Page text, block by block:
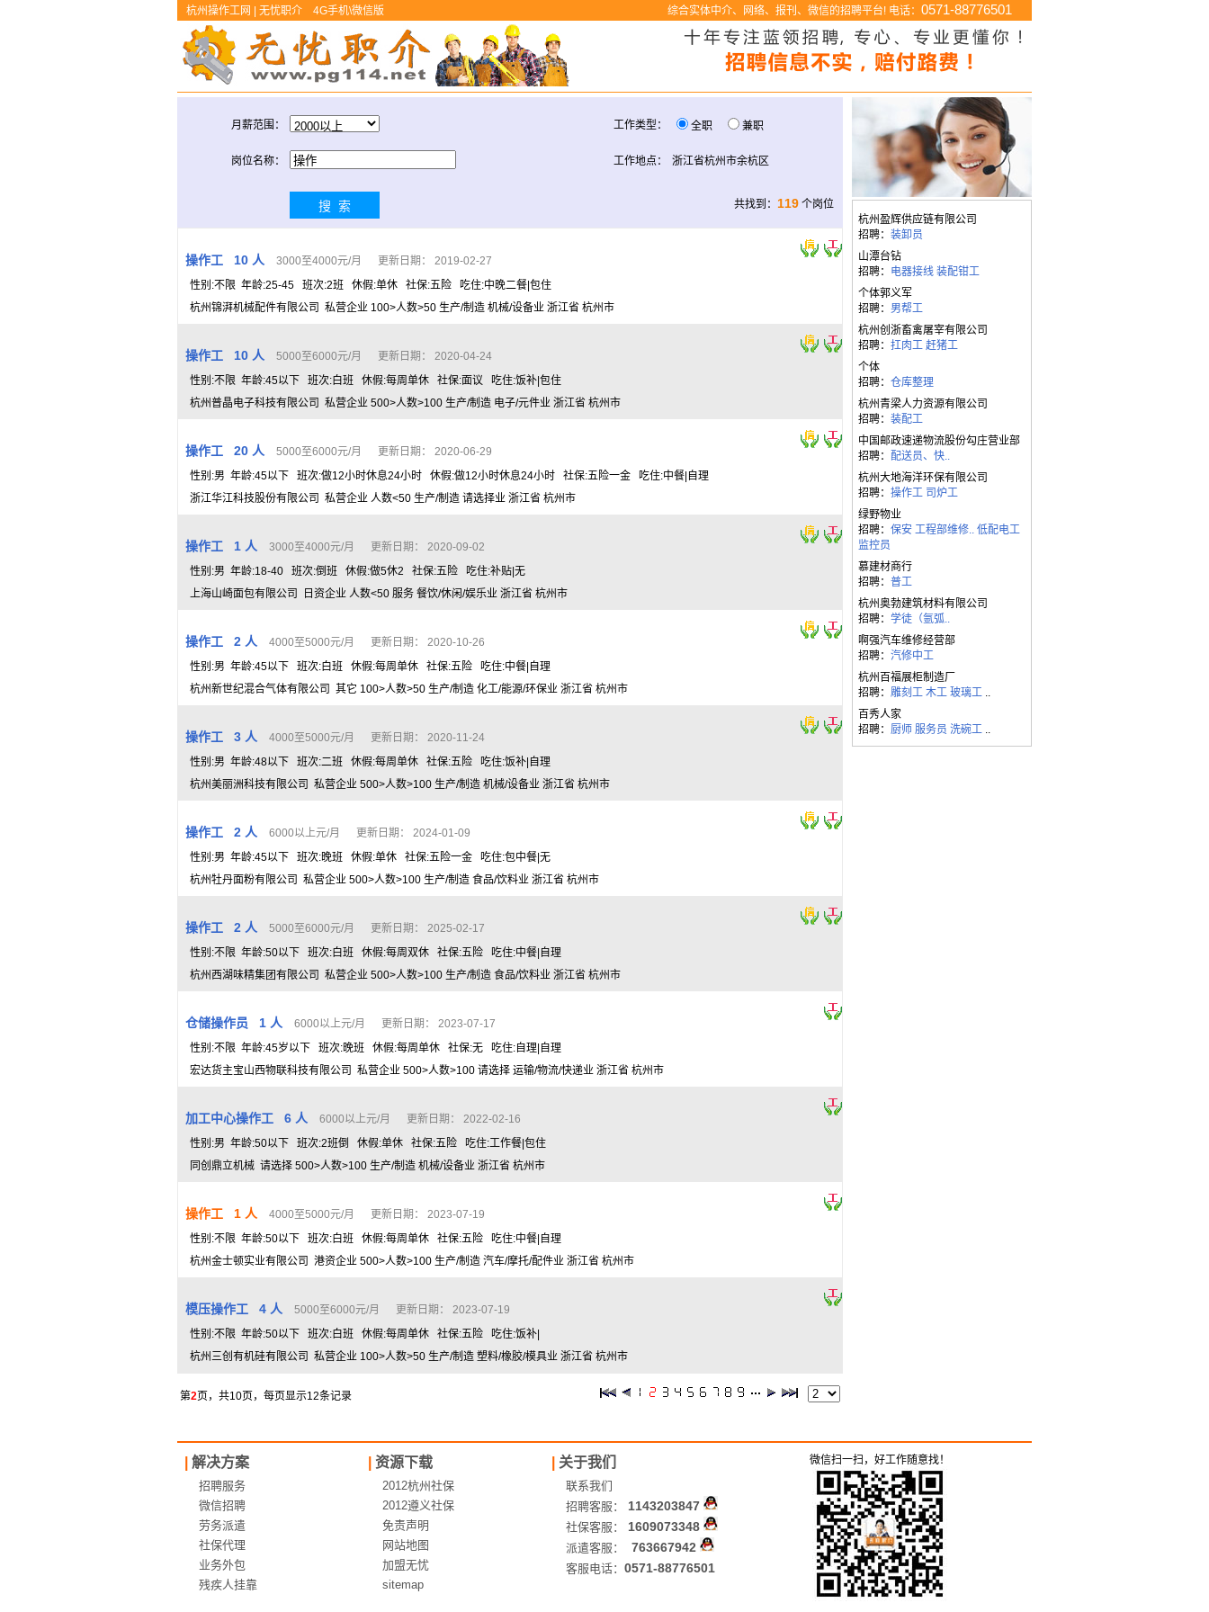
杭州操作工网 | 无忧职介 4G手机\微信版 综合实体中介、网络、报刊、微信的招聘平台! 电话： 0571-88776501
月薪范围： 工作类型： 全职 兼职
岗位名称： 工作地点： 浙江省杭州市余杭区
共找到： 119 个岗位
操作工 10 人
3000至4000元/月 更新日期： 2019-02-27
性别:不限 年龄:25-45 班次:2班 休假:单休 社保:五险 吃住:中晚二餐|包住
杭州锦湃机械配件有限公司 私营企业 100>人数>50 生产/制造 机械/设备业 浙江省 杭州市
操作工 10 人
5000至6000元/月 更新日期： 2020-04-24
性别:不限 年龄:45以下 班次:白班 休假:每周单休 社保:面议 吃住:饭补|包住
杭州普晶电子科技有限公司 私营企业 500>人数>100 生产/制造 电子/元件业 浙江省 杭州市
操作工 20 人
5000至6000元/月 更新日期： 2020-06-29
性别:男 年龄:45以下 班次:做12小时休息24小时 休假:做12小时休息24小时 社保:五险一金 吃住:中餐|自理
浙江华江科技股份有限公司 私营企业 人数<50 生产/制造 请选择业 浙江省 杭州市
操作工 1 人
3000至4000元/月 更新日期： 2020-09-02
性别:男 年龄:18-40 班次:倒班 休假:做5休2 社保:五险 吃住:补贴|无
上海山崎面包有限公司 日资企业 人数<50 服务 餐饮/休闲/娱乐业 浙江省 杭州市
操作工 2 人
4000至5000元/月 更新日期： 2020-10-26
性别:男 年龄:45以下 班次:白班 休假:每周单休 社保:五险 吃住:中餐|自理
杭州新世纪混合气体有限公司 其它 100>人数>50 生产/制造 化工/能源/环保业 浙江省 杭州市
操作工 3 人
4000至5000元/月 更新日期： 2020-11-24
性别:男 年龄:48以下 班次:二班 休假:每周单休 社保:五险 吃住:饭补|自理
杭州美丽洲科技有限公司 私营企业 500>人数>100 生产/制造 机械/设备业 浙江省 杭州市
操作工 2 人
6000以上元/月 更新日期： 2024-01-09
性别:男 年龄:45以下 班次:晚班 休假:单休 社保:五险一金 吃住:包中餐|无
杭州牡丹面粉有限公司 私营企业 500>人数>100 生产/制造 食品/饮料业 浙江省 杭州市
操作工 2 人
5000至6000元/月 更新日期： 2025-02-17
性别:不限 年龄:50以下 班次:白班 休假:每周双休 社保:五险 吃住:中餐|自理
杭州西湖味精集团有限公司 私营企业 500>人数>100 生产/制造 食品/饮料业 浙江省 杭州市
仓储操作员 1 人
6000以上元/月 更新日期： 2023-07-17
性别:不限 年龄:45岁以下 班次:晚班 休假:每周单休 社保:无 吃住:自理|自理
宏达货主宝山西物联科技有限公司 私营企业 500>人数>100 请选择 运输/物流/快递业 浙江省 杭州市
加工中心操作工 6 人
6000以上元/月 更新日期： 2022-02-16
性别:男 年龄:50以下 班次:2班倒 休假:单休 社保:五险 吃住:工作餐|包住
同创鼎立机械 请选择 500>人数>100 生产/制造 机械/设备业 浙江省 杭州市
操作工 1 人
4000至5000元/月 更新日期： 2023-07-19
性别:不限 年龄:50以下 班次:白班 休假:每周单休 社保:五险 吃住:中餐|自理
杭州金士顿实业有限公司 港资企业 500>人数>100 生产/制造 汽车/摩托/配件业 浙江省 杭州市
模压操作工 4 人
5000至6000元/月 更新日期： 2023-07-19
性别:不限 年龄:50以下 班次:白班 休假:每周单休 社保:五险 吃住:饭补|
杭州三创有机硅有限公司 私营企业 100>人数>50 生产/制造 塑料/橡胶/模具业 浙江省 杭州市
第2页，共10页，每页显示12条记录
杭州盈辉供应链有限公司
招聘： 装卸员
山潭台钻
招聘： 电器接线 装配钳工
个体郭义军
招聘： 男帮工
杭州创浙畜禽屠宰有限公司
招聘： 扛肉工 赶猪工
个体
招聘： 仓库整理
杭州青梁人力资源有限公司
招聘： 装配工
中国邮政速递物流股份勾庄营业部
招聘： 配送员、快..
杭州大地海洋环保有限公司
招聘： 操作工 司炉工
绿野物业
招聘： 保安 工程部维修.. 低配电工
监控员
慕建材商行
招聘： 普工
杭州奥勃建筑材料有限公司
招聘： 学徒（氩弧..
啊强汽车维修经营部
招聘： 汽修中工
杭州百福展柜制造厂
招聘： 雕刻工 木工 玻璃工 ..
百秀人家
招聘： 厨师 服务员 洗碗工 ..
解决方案 资源下载 关于我们 微信扫一扫，好工作随意找！
招聘服务
微信招聘
劳务派遣
社保代理
业务外包
残疾人挂靠
2012杭州社保
2012遵义社保
免责声明
网站地图
加盟无忧
sitemap
联系我们
招聘客服：
1143203847
社保客服： 1609073348
派遣客服： 763667942
客服电话： 0571-88776501